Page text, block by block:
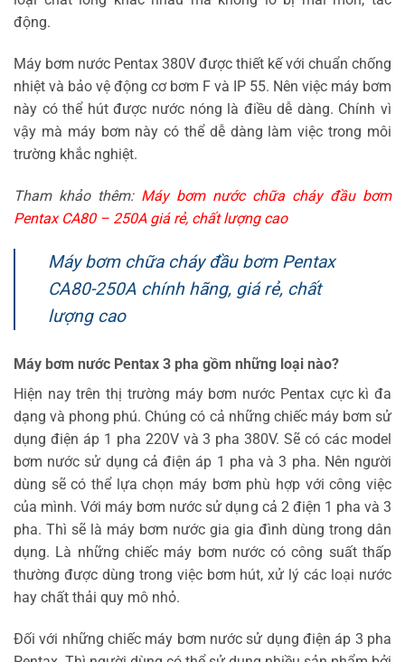
động.
Máy bơm nước Pentax 380V được thiết kế với chuẩn chống
nhiệt và bảo vệ động cơ bơm F và IP 55. Nên việc máy bơm
này có thể hút được nước nóng là điều dễ dàng. Chính vì
vậy mà máy bơm này có thể dễ dàng làm việc trong môi
trường khắc nghiệt.
Tham khảo thêm: Máy bơm nước chữa cháy đầu bơm
Pentax CA80 – 250A giá rẻ, chất lượng cao
Máy bơm chữa cháy đầu bơm Pentax
CA80-250A chính hãng, giá rẻ, chất
lượng cao
Máy bơm nước Pentax 3 pha gồm những loại nào?
Hiện nay trên thị trường máy bơm nước Pentax cực kì đa
dạng và phong phú. Chúng có cả những chiếc máy bơm sử
dụng điện áp 1 pha 220V và 3 pha 380V. Sẽ có các model
bơm nước sử dụng cả điện áp 1 pha và 3 pha. Nên người
dùng sẽ có thể lựa chọn máy bơm phù hợp với công việc
của mình. Với máy bơm nước sử dụng cả 2 điện 1 pha và 3
pha. Thì sẽ là máy bơm nước gia gia đình dùng trong dân
dụng. Là những chiếc máy bơm nước có công suất thấp
thường được dùng trong việc bơm hút, xử lý các loại nước
hay chất thải quy mô nhỏ.
Đối với những chiếc máy bơm nước sử dụng điện áp 3 pha